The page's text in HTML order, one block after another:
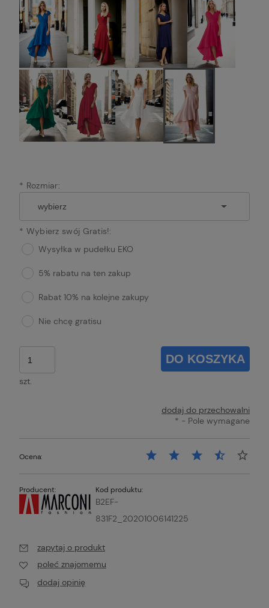
* Rozmiar:
* Wybierz swój Gratis!:
Wysyłka w pudełku EKO
5% rabatu na ten zakup
Rabat 10% na kolejne zakupy
Nie chcę gratisu
szt.
DO KOSZYKA
dodaj do przechowalni
* - Pole wymagane
Ocena:
Producent: Kod produktu:
B2EF-
831F2_20201006141225
zapytaj o produkt
poleć znajomemu
dodaj opinię